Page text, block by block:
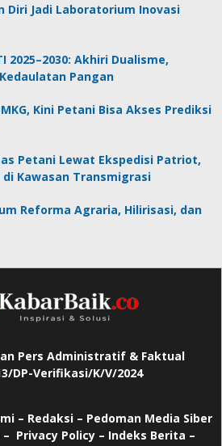
Diri Jadi Laboratorium Inovasi
2025–2030: Akhiri Dualisme,
Pangan
Kini Petani Bisa Akses Prediksi
Petani Lewat Ekspedisi Patriot,
Kawasan Transmigrasi
Reforma Agraria, Hilirisasi, dan
Pers Administratif & Faktual
DP-Verifikasi/K/V/2024
– Redaksi – Pedoman Media Siber
Privacy Policy– Indeks Berita –